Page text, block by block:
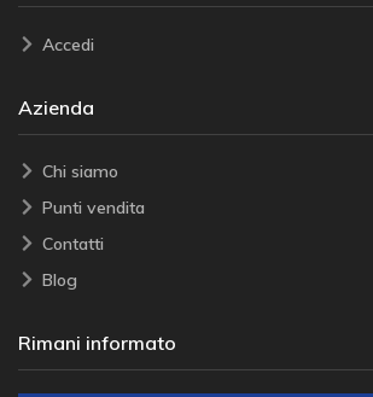
Accedi
Azienda
Chi siamo
Punti vendita
Contatti
Blog
Rimani informato